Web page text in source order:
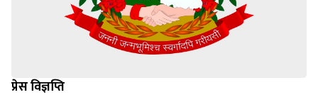
प्रेस विज्ञप्ति